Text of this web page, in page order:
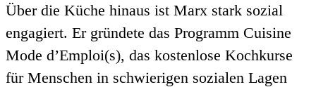
Über die Küche hinaus ist Marx stark sozial
engagiert. Er gründete das Programm Cuisine
Mode d’Emploi(s), das kostenlose Kochkurse
für Menschen in schwierigen sozialen Lagen